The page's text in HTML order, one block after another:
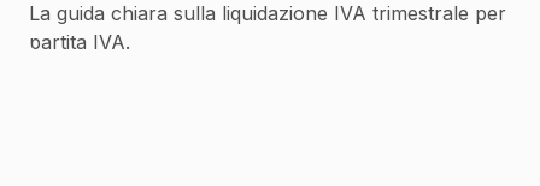
La guida chiara sulla liquidazione IVA trimestrale per
partita IVA.